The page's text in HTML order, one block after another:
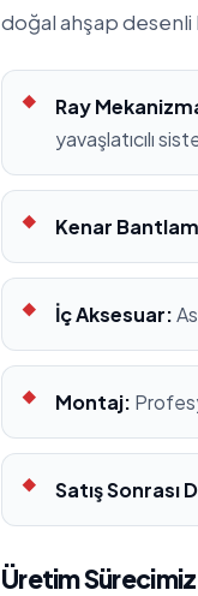
doğal ahşap desenli
Ray
yavaşlatıcılı
Kenar
İç Aksesuar:
Montaj:
Satış Sonrası
Üretim